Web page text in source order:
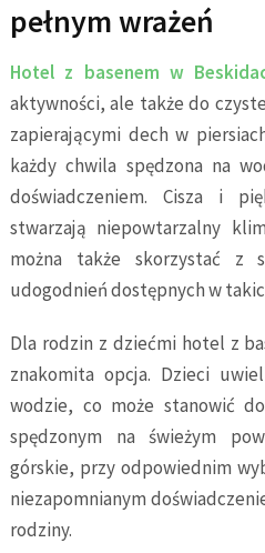
pełnym wrażeń
Hotel z basenem w
aktywności, ale także do
zapierającymi dech w
każdy chwila spędzona na
doświadczeniem. Cisza i
stwarzają niepowtarzalny
można także skorzystać z
udogodnień dostępnych w
Dla rodzin z dziećmi hotel z
znakomita opcja. Dzieci
wodzie, co może stanowić
spędzonym na świeżym
górskie, przy odpowiednim
niezapomnianym
rodziny.